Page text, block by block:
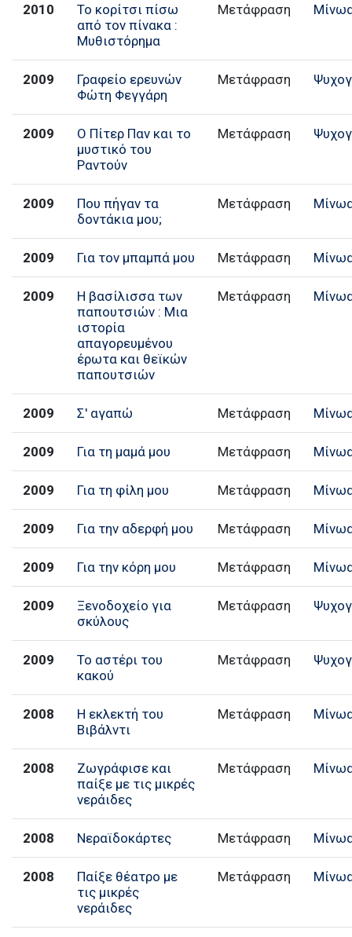
2010
Το κορίτσι πίσω
από τον πίνακα :
Μυθιστόρημα
Μετάφραση
2009
Γραφείο ερευνών
Φώτη Φεγγάρη
Μετάφραση
2009
Ο Πίτερ Παν και το
μυστικό του
Ραντούν
Μετάφραση
2009
Που πήγαν τα
δοντάκια μου;
Μετάφραση
2009 Για τον μπαμπά μου Μετάφραση
2009
Η βασίλισσα των
παπουτσιών : Μια
ιστορία
απαγορευμένου
έρωτα και θεϊκών
παπουτσιών
Μετάφραση
2009 Σ' αγαπώ Μετάφραση
2009 Για τη μαμά μου Μετάφραση
2009 Για τη φίλη μου Μετάφραση
2009 Για την αδερφή μου Μετάφραση
2009 Για την κόρη μου Μετάφραση
2009
Ξενοδοχείο για
σκύλους
Μετάφραση
2009
Το αστέρι του
κακού
Μετάφραση
2008
Η εκλεκτή του
Βιβάλντι
Μετάφραση
2008
Ζωγράφισε και
παίξε με τις μικρές
νεράιδες
Μετάφραση
2008 Νεραϊδοκάρτες Μετάφραση
2008
Παίξε θέατρο με
τις μικρές
νεράιδες
Μετάφραση